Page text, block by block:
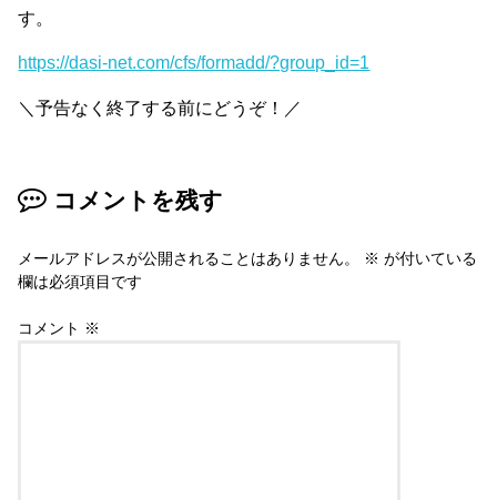
す。
https://dasi-net.com/cfs/formadd/?group_id=1
＼予告なく終了する前にどうぞ！／
コメントを残す
メールアドレスが公開されることはありません。 ※ が付いている
欄は必須項目です
コメント ※